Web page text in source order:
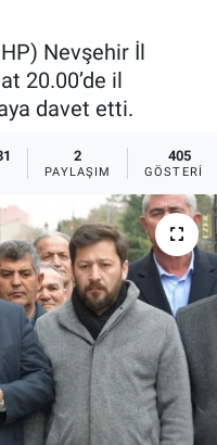
Nevşehir İl
20.00’de il
davet etti.
2
PAYLAŞIM
405
GÖSTERIM